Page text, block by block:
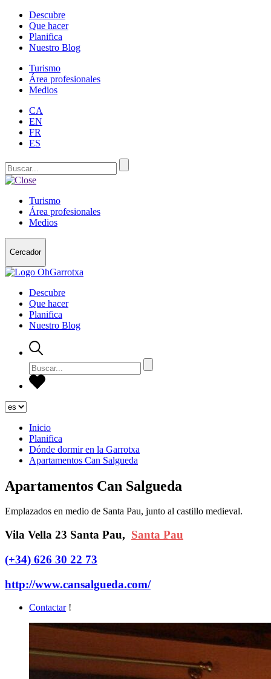
Descubre
Que hacer
Planifica
Nuestro Blog
Turismo
Área profesionales
Medios
CA
EN
FR
ES
Turismo
Área profesionales
Medios
Cercador
Descubre
Que hacer
Planifica
Nuestro Blog
Inicio
Planifica
Dónde dormir en la Garrotxa
Apartamentos Can Salgueda
Apartamentos Can Salgueda
Emplazados en medio de Santa Pau, junto al castillo medieval.
Vila Vella 23 Santa Pau, Santa Pau
(+34) 626 30 22 73
http://www.cansalgueda.com/
Contactar !